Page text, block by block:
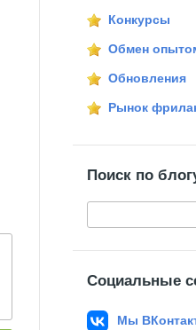
Конкурсы
Обмен
Обновления
Рынок
Поиск по
Социальные
Мы